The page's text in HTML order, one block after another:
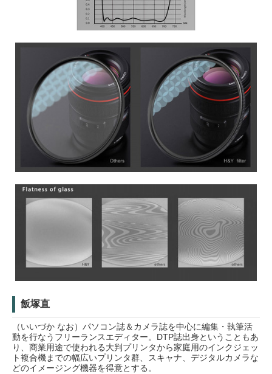
飯塚直
（いいづか なお）パソコン誌＆カメラ誌を中心に編集・執筆活
動を行なうフリーランスエディター。DTP誌出身ということもあ
り、商業用途で使われる大判プリンタから家庭用のインクジェッ
ト複合機までの幅広いプリンタ群、スキャナ、デジタルカメラな
どのイメージング機器を得意とする。